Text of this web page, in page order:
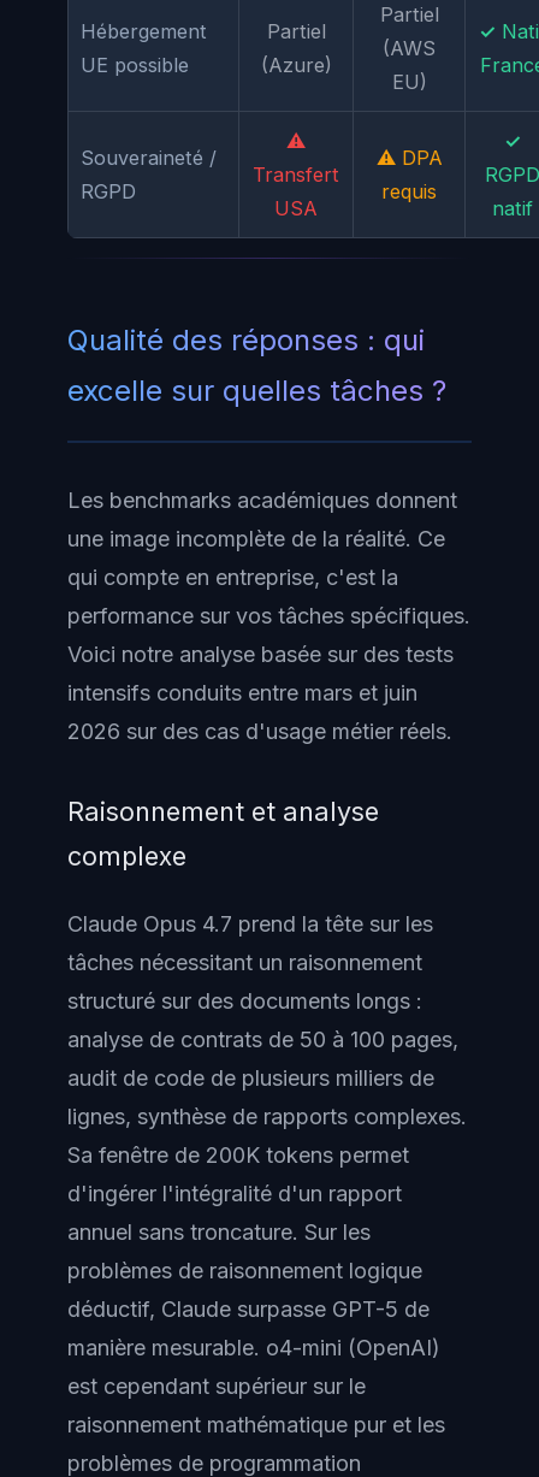
Hébergement
UE possible
Partiel
(Azure)
Partiel
(AWS
EU)
✓
Souveraineté /
RGPD
⚠
Transfert
USA
⚠ DPA
requis
✓
RGPD
natif
Qualité des réponses : qui
excelle sur quelles tâches ?
Les benchmarks académiques donnent
une image incomplète de la réalité. Ce
qui compte en entreprise, c'est la
performance sur vos tâches spécifiques.
Voici notre analyse basée sur des tests
intensifs conduits entre mars et juin
2026 sur des cas d'usage métier réels.
Raisonnement et analyse
complexe
Claude Opus 4.7 prend la tête sur les
tâches nécessitant un raisonnement
structuré sur des documents longs :
analyse de contrats de 50 à 100 pages,
audit de code de plusieurs milliers de
lignes, synthèse de rapports complexes.
Sa fenêtre de 200K tokens permet
d'ingérer l'intégralité d'un rapport
annuel sans troncature. Sur les
problèmes de raisonnement logique
déductif, Claude surpasse GPT-5 de
manière mesurable. o4-mini (OpenAI)
est cependant supérieur sur le
raisonnement mathématique pur et les
problèmes de programmation